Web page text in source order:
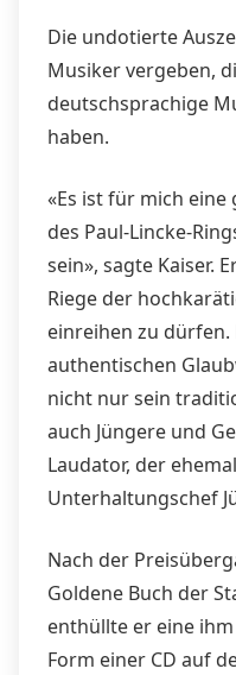
Die undotierte
Musiker vergeben,
deutschsprachige
haben.
«Es ist für mich
des Paul-Lincke-
sein», sagte Kaiser.
Riege der
einreihen zu
authentischen
nicht nur sein
auch Jüngere und
Laudator, der
Unterhaltungschef
Nach der
Goldene Buch der
enthüllte er eine
Form einer CD auf